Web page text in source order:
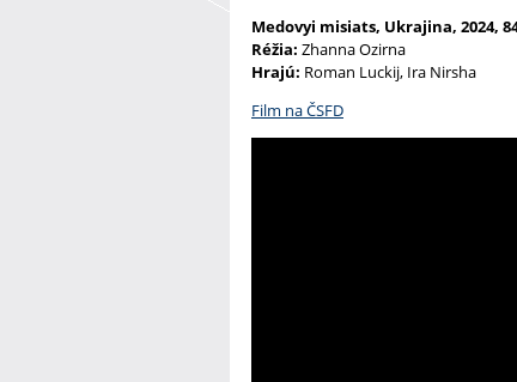
Medovyi misiats, Ukrajina, 2024,
Réžia: Zhanna Ozirna
Hrajú: Roman Luckij, Ira Nirsha
Film na ČSFD